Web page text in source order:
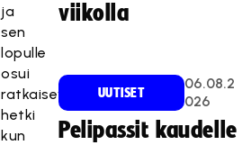
ja
sen
lopulle
osui
ratkaiseva
hetki
kun
viikolla
UUTISET
06.08.2
026
Pelipassit kaudelle